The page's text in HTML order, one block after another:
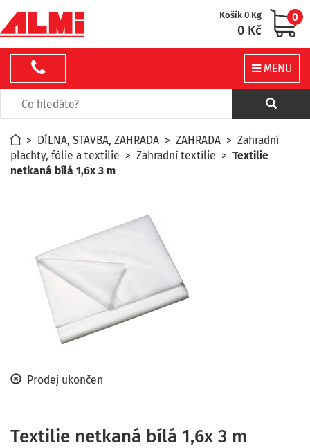
Košík 0 Kg
0 Kč
0
MENU
> DÍLNA, STAVBA, ZAHRADA > ZAHRADA > Zahradní
plachty, fólie a textilie > Zahradní textílie > Textilie
netkaná bílá 1,6x 3 m
Prodej ukončen
Textilie netkaná bílá 1,6x 3 m